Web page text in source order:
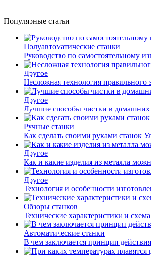
Популярные статьи
Полуавтоматические станки
Руководство по самостоятельному
Другое
Несложная технология правильного
Другое
Лучшие способы чистки в домашних
Ручные станки
Как сделать своими руками станок
Другое
Как и какие изделия из металла
Другое
Технология и особенности
Обзоры станков
Технические характеристики и
Автоматические станки
В чем заключается принцип